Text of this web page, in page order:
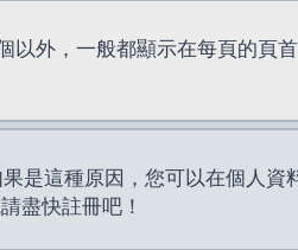
以外，一般都顯示在每頁的頁
是這種原因，您可以在個人資
盡快註冊吧！